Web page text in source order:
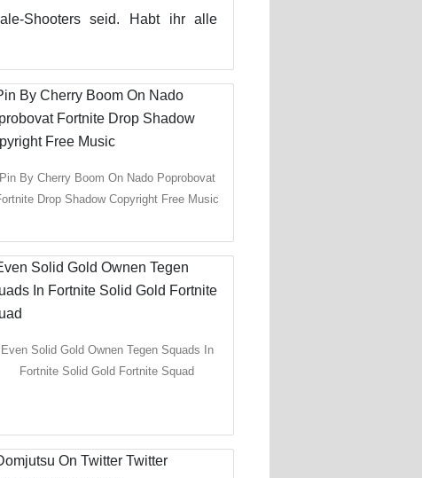
Shooters seid. Habt ihr alle
Pin By Cherry Boom On Nado Poprobovat
Drop Shadow Copyright Free Music
Even Solid Gold Ownen Tegen Squads In
Fortnite Solid Gold Fortnite Squad